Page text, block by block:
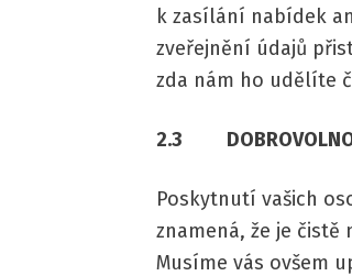
k zasílání nabídek
zveřejnění údajů
zda nám ho udělíte
2.3
Poskytnutí vašich
znamená, že je čistě
Musíme vás ovšem